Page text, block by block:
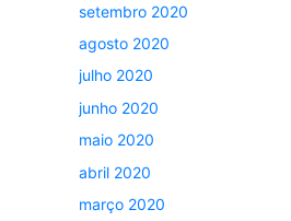
setembro 2020
agosto 2020
julho 2020
junho 2020
maio 2020
abril 2020
março 2020